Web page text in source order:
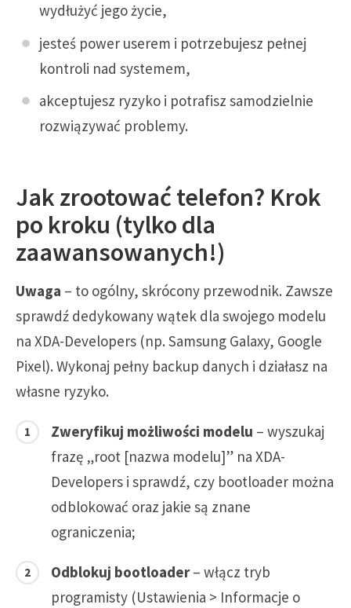
wydłużyć jego życie,
jesteś power userem i potrzebujesz pełnej
kontroli nad systemem,
akceptujesz ryzyko i potrafisz samodzielnie
rozwiązywać problemy.
Jak zrootować telefon? Krok
po kroku (tylko dla
zaawansowanych!)
Uwaga – to ogólny, skrócony przewodnik. Zawsze
sprawdź dedykowany wątek dla swojego modelu
na XDA-Developers (np. Samsung Galaxy, Google
Pixel). Wykonaj pełny backup danych i działasz na
własne ryzyko.
Zweryfikuj możliwości modelu – wyszukaj
frazę „root [nazwa modelu]” na XDA-
Developers i sprawdź, czy bootloader można
odblokować oraz jakie są znane
ograniczenia;
Odblokuj bootloader– włącz tryb
programisty (Ustawienia > Informacje o